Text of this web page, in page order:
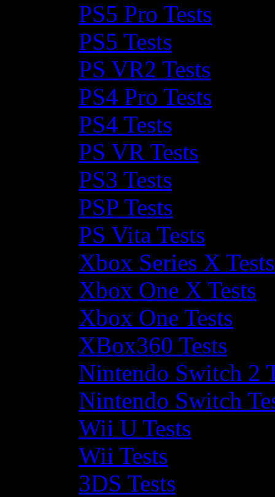
PS5 Pro Tests
PS5 Tests
PS VR2 Tests
PS4 Pro Tests
PS4 Tests
PS VR Tests
PS3 Tests
PSP Tests
PS Vita Tests
Xbox Series X Tests
Xbox One X Tests
Xbox One Tests
XBox360 Tests
Nintendo Switch 2
Nintendo Switch
Wii U Tests
Wii Tests
3DS Tests